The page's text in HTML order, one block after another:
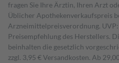
fragen Sie Ihre Ärztin, Ihren Arzt
Üblicher Apothekenverkaufspreis
Arzneimittelpreisverordnung.
Preisempfehlung des Herstellers.
beinhalten die gesetzlich
zzgl. 3,95 € Versandkosten. Ab